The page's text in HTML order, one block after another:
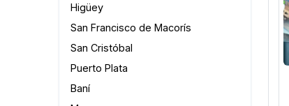
Higüey
San Francisco de Macorís
San Cristóbal
Puerto Plata
Baní